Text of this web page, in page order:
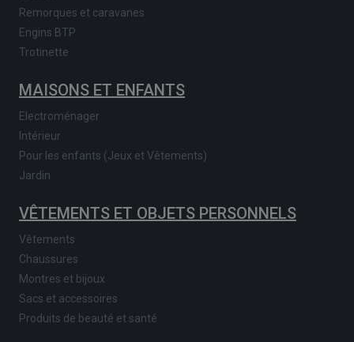
Remorques et caravanes
Engins BTP
Trotinette
MAISONS ET ENFANTS
Electroménager
Intérieur
Pour les enfants (Jeux et Vêtements)
Jardin
VÊTEMENTS ET OBJETS PERSONNELS
Vêtements
Chaussures
Montres et bijoux
Sacs et accessoires
Produits de beauté et santé